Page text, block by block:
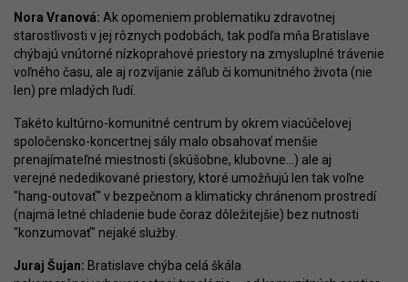
Nora Vranová: Ak opomeniem problematiku zdravotnej
starostlivosti v jej rôznych podobách, tak podľa mňa Bratislave
chýbajú vnútorné nízkoprahové priestory na zmysluplné trávenie
voľného času, ale aj rozvíjanie záľub či komunitného života (nie
len) pre mladých ľudí.
Takéto kultúrno-komunitné centrum by okrem viacúčelovej
spoločensko-koncertnej sály malo obsahovať menšie
prenajímateľné miestnosti (skúšobne, klubovne...) ale aj
verejné nededikované priestory, ktoré umožňujú len tak voľne
"hang-outovať" v bezpečnom a klimaticky chránenom prostredí
(najmä letné chladenie bude čoraz dôležitejšie) bez nutnosti
"konzumovať" nejaké služby.
Juraj Šujan: Bratislave chýba celá škála